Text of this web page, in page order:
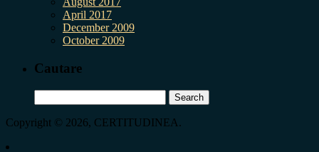
April 2017
December 2009
October 2009
Cautare
for:
Copyright © 2026, CERTITUDINEA.